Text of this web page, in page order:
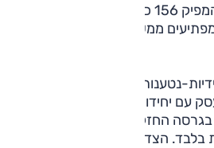
טורבו-בנזין בנפח 2.0 ל׳ המפיק 156 כ״ס – ולמרות המספרים
ממש והתחושה קלילה
עם יחידות הנעה בעלות ביצועים
בגרסה החזקה המסוגלת להאיץ
ב-5.8 שניות בלבד. הצד השני של המשוואה הוא